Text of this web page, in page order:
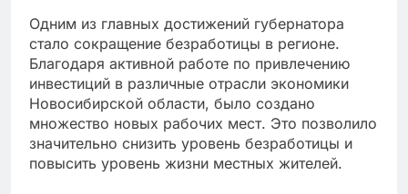
Одним из главных достижений губернатора
стало сокращение безработицы в регионе.
Благодаря активной работе по привлечению
инвестиций в различные отрасли экономики
Новосибирской области, было создано
множество новых рабочих мест. Это позволило
значительно снизить уровень безработицы и
повысить уровень жизни местных жителей.